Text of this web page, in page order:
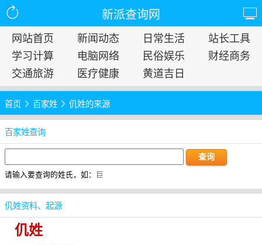
新派查询网
网站首页 新闻动态 日常生活
站长工具
学习计算
电脑网络 民俗娱乐
财经商务
交通旅游
医疗健康 黄道吉日
首页 百家姓 仉姓的来源
百家姓查询
请输入要查询的姓氏，如： 巨
仉姓资料、起源
仉姓